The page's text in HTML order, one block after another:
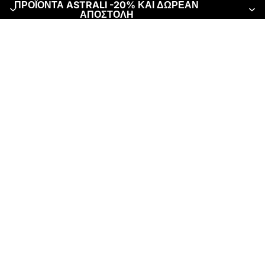
ΠΡΟΪΟΝΤΑ ASTRALI -20% ΚΑΙ ΔΩΡΕΑΝ
ΑΠΟΣΤΟΛΗ